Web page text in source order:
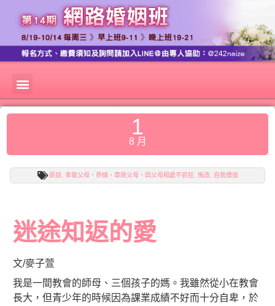
1
8 月
原諒, 孝敬父母，界線，尊榮父母，與父母相處不抓狂, 悔改, 自我價值
迷途知返的愛
文/麥子萱
我是一間教會的師母、三個孩子的媽。我雖然從小在教會
長大，但青少年的時候因為課業成績不好而十分自卑，於